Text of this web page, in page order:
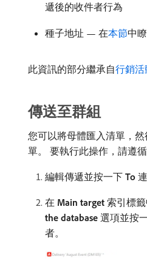
遞後的收件者行為
種子地址 — 在本節中
此資訊的部分繼承自行銷
傳送至群組
您可以將母體匯入清單，
單。 要執行此操作，請遵
編輯傳遞並按一下​ To
在​ Main target 索引標
the database 選項並按
者。